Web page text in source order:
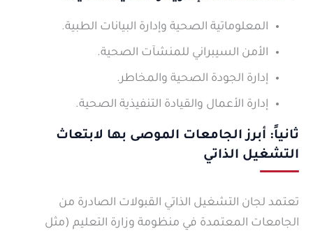
المعلوماتية الصحية وإدارة البيانات الطبية.
الأمن السيبراني للمنشآت الصحية.
إدارة الجودة الصحية والمخاطر.
إدارة الأعمال والقيادة التنفيذية الصحية.
ثانياً: أبرز الجامعات الموصى بها لابتعاث
التشغيل الذاتي
تعتمد لجان التشغيل الذاتي القبولات الصادرة من
الجامعات المعتمدة في منظومة وزارة التعليم (مثل